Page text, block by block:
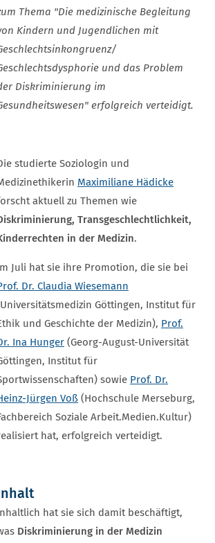
Thema "Die medizinische Begleitung
Kindern und Jugendlichen mit
und das Problem
Diskriminierung im
erfolgreich verteidigt.
studierte Soziologin und
Maximiliane Hädicke
aktuell zu Themen wie
Transgeschlechtlichkeit,
in der Medizin.
Juli hat sie ihre Promotion, die sie bei
Dr. Claudia Wiesemann
Göttingen, Institut für
und Geschichte der Medizin), Prof.
Ina Hunger (Georg-August-Universität
Institut für
sowie Prof. Dr.
Jürgen Voß (Hochschule Merseburg,
Soziale Arbeit.Medien.Kultur)
hat, erfolgreich verteidigt.
hat sie sich damit beschäftigt,
Diskriminierung in der Medizin